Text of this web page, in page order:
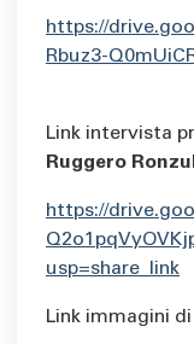
https://
Rbuz3-
Link intervista
Ruggero
https://
usp=share_link
Link immagini